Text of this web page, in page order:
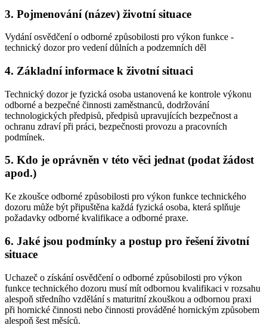
3. Pojmenování (název) životní situace
Vydání osvědčení o odborné způsobilosti pro výkon funkce -
technický dozor pro vedení důlních a podzemních děl
4. Základní informace k životní situaci
Technický dozor je fyzická osoba ustanovená ke kontrole výkonu
odborné a bezpečné činnosti zaměstnanců, dodržování
technologických předpisů, předpisů upravujících bezpečnost a
ochranu zdraví při práci, bezpečnosti provozu a pracovních
podmínek.
5. Kdo je oprávněn v této věci jednat (podat žádost
apod.)
Ke zkoušce odborné způsobilosti pro výkon funkce technického
dozoru může být připuštěna každá fyzická osoba, která splňuje
požadavky odborné kvalifikace a odborné praxe.
6. Jaké jsou podmínky a postup pro řešení životní
situace
Uchazeč o získání osvědčení o odborné způsobilosti pro výkon
funkce technického dozoru musí mít odbornou kvalifikaci v rozsahu
alespoň středního vzdělání s maturitní zkouškou a odbornou praxi
při hornické činnosti nebo činnosti prováděné hornickým způsobem
alespoň šest měsíců.